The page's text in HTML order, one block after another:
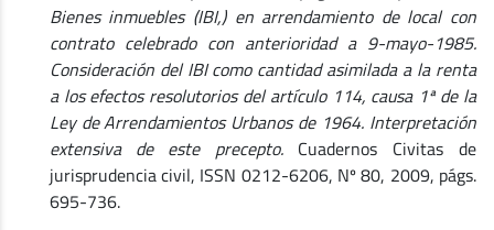
Bienes inmuebles (IBI,) en arrendamiento de local con
contrato celebrado con anterioridad a 9-mayo-1985.
Consideración del IBI como cantidad asimilada a la renta
a los efectos resolutorios del artículo 114, causa 1ª de la
Ley de Arrendamientos Urbanos de 1964. Interpretación
extensiva de este precepto.Cuadernos Civitas de
jurisprudencia civil, ISSN 0212-6206, Nº 80, 2009, págs.
695-736.